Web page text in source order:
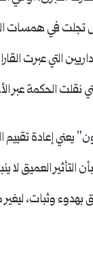
تجلت في همسات
التي عبرت
نقلت الحكمة عبر
يعني إعادة تقييم
التأثير العميق لا
بهدوء وثبات،